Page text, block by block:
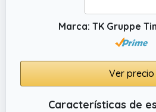
Marca: TK Gruppe
Ver precio
Características de